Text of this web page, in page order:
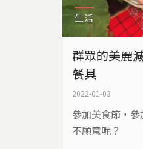
生活
群眾的美麗
餐具
2022-01-03
參加美食節，
不願意呢？